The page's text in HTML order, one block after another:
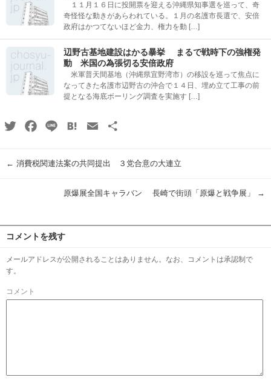
１１月１６日に投開票を迎える沖縄県知事選を巡って、奇
奇怪怪な動きがあらわれている。１月の名護市長選で、安倍
政府はかつてないほど金力、権力を動 […]
辺野古基地建設はかる暴挙 まるで戦時下の強権発
動 米国の為張切る安倍政府
米軍普天間基地（沖縄県宜野湾市）の移設を巡って焦点に
なってきた名護市辺野古の沖合で１４日、埋め立て工事の前
提となる海底ボーリング調査を実施す […]
TwitterFacebook
Line HatenaEmail
← 消費税関連法案の共同提出 ３党合意の大連立
原爆展全国キャラバン 長崎で街頭「原爆と戦争展」 →
コメントを残す
メールアドレスが公開されることはありません。なお、コメントは承認制で
す。
コメント